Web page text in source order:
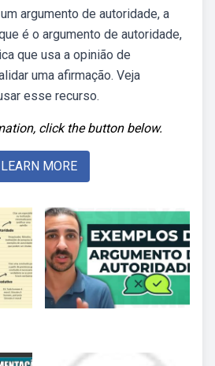
argumento de autoridade, a
é o argumento de autoridade,
que usa a opinião de
uma afirmação. Veja
esse recurso.
click the button below.
LEARN MORE